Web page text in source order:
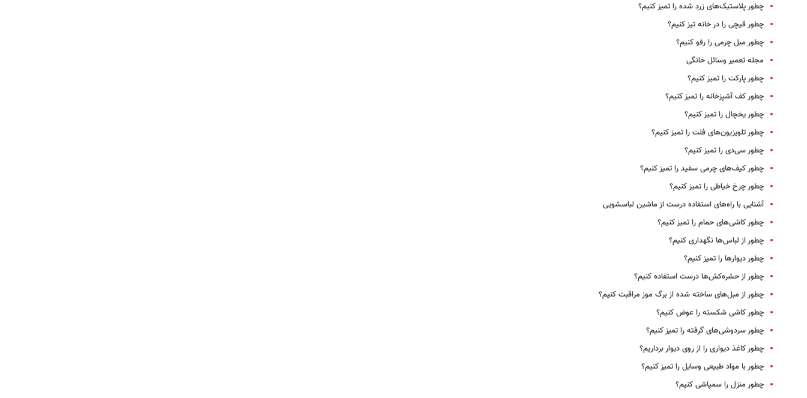
چطور پلاستیک‌های زرد شده را تمیز کنیم؟
چطور قیچی را در خانه تیز کنیم؟
چطور مبل چرمی را رفو کنیم؟
مجله تعمیر وسائل خانگی
چطور پارکت را تمیز کنیم؟
چطور کف آشپزخانه را تمیز کنیم؟
چطور یخچال را تمیز کنیم؟
چطور تلویزیون‌های فلت را تمیز کنیم؟
چطور سی‌دی را تمیز کنیم؟
چطور کیف‌های چرمی سفید را تمیز کنیم؟
چطور چرخ خیاطی را تمیز کنیم؟
آشنایی با راه‌های استفاده درست از ماشین ‌لباسشویی
چطور کاشی‌های حمام را تمیز کنیم؟
چطور از لباس‌ها نگهداری کنیم؟
چطور دیوارها را تمیز کنیم؟
چطور از حشره‌کش‌ها درست استفاده کنیم؟
چطور از مبل‌های ساخته شده از برگ موز مراقبت کنیم؟
چطور کاشی‌ شکسته را عوض کنیم؟
چطور سردوشی‌های گرفته را تمیز کنیم؟
چطور کاغذ دیواری را از روی دیوار برداریم؟
چطور با مواد طبیعی وسایل را تمیز کنیم؟
چطور منزل را سمپاشی کنیم؟